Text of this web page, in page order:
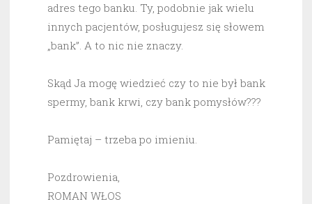
adres tego banku. Ty, podobnie jak wielu
innych pacjentów, posługujesz się słowem
„bank”. A to nic nie znaczy.
Skąd Ja mogę wiedzieć czy to nie był bank
spermy, bank krwi, czy bank pomysłów???
Pamiętaj – trzeba po imieniu.
Pozdrowienia,
ROMAN WŁOS